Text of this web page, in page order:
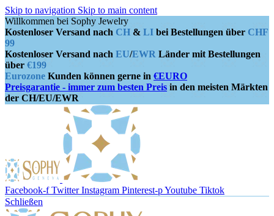
Skip to navigation Skip to main content
Willkommen bei Sophy Jewelry
Kostenloser Versand nach CH & LI bei Bestellungen über CHF
99
Kostenloser Versand nach EU/EWR Länder mit Bestellungen
über €199
Eurozone Kunden können gerne in €EURO
Preisgarantie - immer zum besten Preis in den meisten Märkten
der CH/EU/EWR
Facebook-f Twitter Instagram Pinterest-pYoutube Tiktok
Schließen